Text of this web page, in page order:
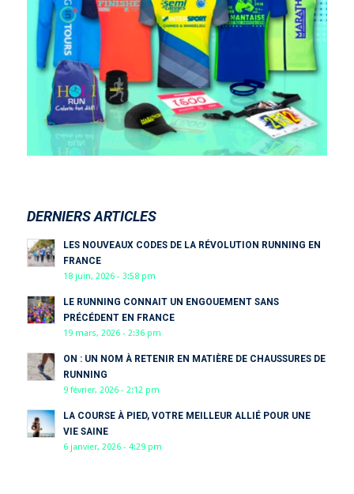
DERNIERS ARTICLES
LES NOUVEAUX CODES DE LA RÉVOLUTION RUNNING EN
FRANCE
18 juin, 2026 - 3:58 pm
LE RUNNING CONNAIT UN ENGOUEMENT SANS
PRÉCÉDENT EN FRANCE
19 mars, 2026 - 2:36 pm
ON : UN NOM À RETENIR EN MATIÈRE DE CHAUSSURES DE
RUNNING
9 février, 2026 - 2:12 pm
LA COURSE À PIED, VOTRE MEILLEUR ALLIÉ POUR UNE
VIE SAINE
6 janvier, 2026 - 4:29 pm